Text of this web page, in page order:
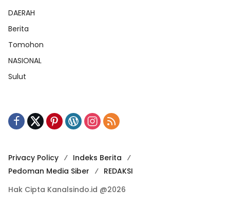
DAERAH
Berita
Tomohon
NASIONAL
Sulut
Privacy Policy
Indeks Berita
Pedoman Media Siber
REDAKSI
Hak Cipta Kanalsindo.id @2026